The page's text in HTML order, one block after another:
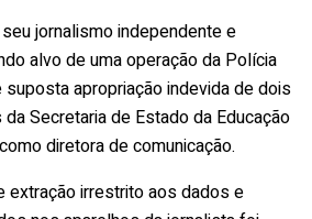
jornalismo independente e
alvo de uma operação da Polícia
apropriação indevida de dois
Secretaria de Estado da Educação
diretora de comunicação.
extração irrestrito aos dados e